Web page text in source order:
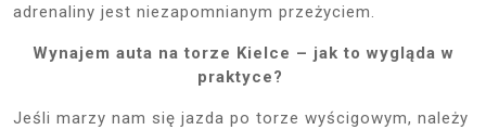
adrenaliny jest niezapomnianym przeżyciem.
Wynajem auta na torze Kielce – jak to wygląda w
praktyce?
Jeśli marzy nam się jazda po torze wyścigowym, należy